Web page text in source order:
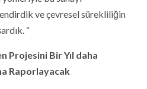
ve çevresel sürekliliğin
“
Projesini Bir Yıl daha
Raporlayacak